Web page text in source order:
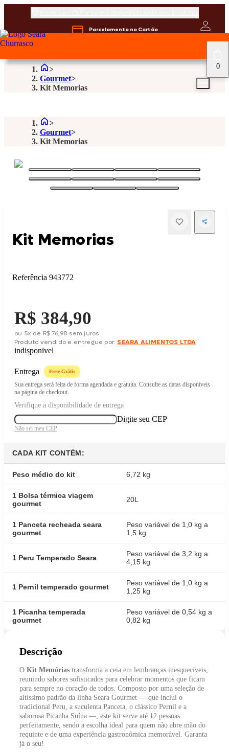
Parcelamento no Cartão
0
Gourmet
Kit Memorias
Gourmet
Kit Memorias
Kit Memorias
Referência 943772
Price:
R$ 384,90
ou 5x de R$ 76,98 sem juros
Produto vendido e entregue por:SEARA ALIMENTOS LTDA
indisponivel
Entrega Frete Grátis
Sua entrega será feita de forma agendada e gratuita. Consulte as datas disponíveis
na página de checkout.
Verifique a disponibilidade de entrega
Digite seu CEP
Não sei meu CEP
CADA KIT CONTÉM:
Peso médio do kit 6,72 kg
1 Bolsa térmica viagem
gourmet
20L
1 Panceta recheada seara
gourmet
Peso variável de 1,0 kg a
1,5 kg
1 Peru Temperado Seara
Peso variável de 3,2 kg a
4,15 kg
1 Pernil temperado gourmet
Peso variável de 1,0 kg a
1,25 kg
1 Picanha temperada
gourmet
Peso variável de 0,54 kg a
0,82 kg
Descrição
O Kit Memórias transforma a ceia em lembranças inesquecíveis,
reunindo sabores sofisticados para celebrar momentos que ficam
para sempre no coração de todos. Composto por uma seleção de
altíssimo padrão da linha Seara Gourmet — que inclui o
tradicional Peru, a suculenta Panceta, o clássico Pernil e a
saborosa Picanha Suína —, este kit serve até 12 pessoas
perfeitamente, sendo a escolha ideal para quem não abre mão do
requinte e de uma experiência gastronômica memorável. Garanta
já o seu!